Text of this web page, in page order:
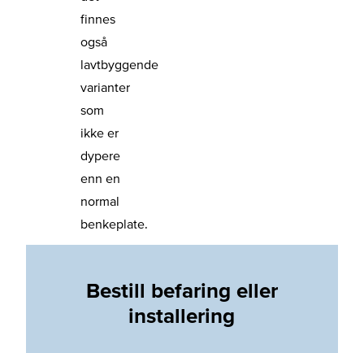
finnes
også
lavtbyggende
varianter
som
ikke er
dypere
enn en
normal
benkeplate.
Bestill befaring eller
installering